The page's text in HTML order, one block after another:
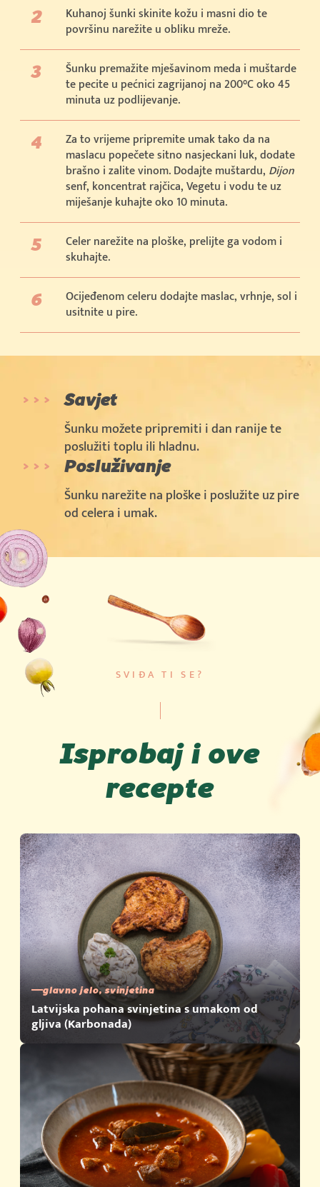
Kuhanoj šunki skinite kožu i masni dio te
površinu narežite u obliku mreže.
Šunku premažite mješavinom meda i muštarde
te pecite u pećnici zagrijanoj na 200°C oko 45
minuta uz podlijevanje.
Za to vrijeme pripremite umak tako da na
maslacu popečete sitno nasjeckani luk, dodate
brašno i zalite vinom. Dodajte muštardu, Dijon
senf, koncentrat rajčica, Vegetu i vodu te uz
miješanje kuhajte oko 10 minuta.
Celer narežite na ploške, prelijte ga vodom i
skuhajte.
Ocijeđenom celeru dodajte maslac, vrhnje, sol i
usitnite u pire.
Savjet
Šunku možete pripremiti i dan ranije te
poslužiti toplu ili hladnu.
Posluživanje
Šunku narežite na ploške i poslužite uz pire
od celera i umak.
SVIĐA TI SE?
Isprobaj i ove
recepte
glavno jelo, svinjetina
Latvijska pohana svinjetina s umakom od
gljiva (Karbonada)